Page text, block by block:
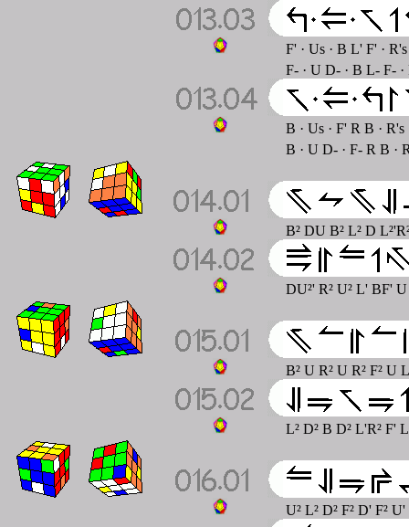
F' · Us · B L' F' ·
F- · U D- · B L- F-
B · Us · F' R B ·
B · U D- · F- R B ·
B² DU B² L² D
DU²' R² U² L' BF'
B² U R² U R² F² U
L² D² B D² L'R² F'
U² L² D² F² D' F²